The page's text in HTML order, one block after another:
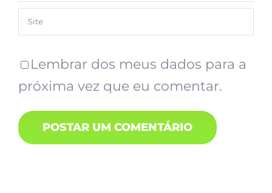
Lembrar dos meus dados para a
próxima vez que eu comentar.